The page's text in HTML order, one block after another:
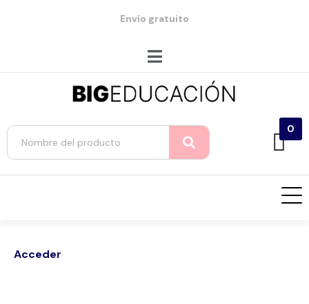
Envío gratuito
0
Acceder